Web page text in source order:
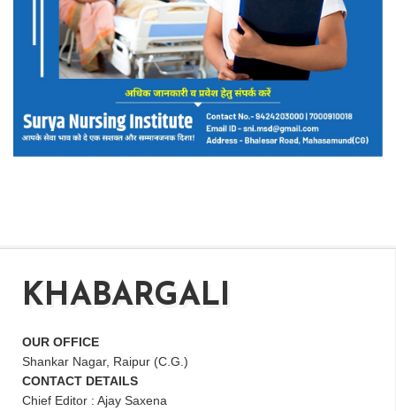
KHABARGALI
OUR OFFICE
Shankar Nagar, Raipur (C.G.)
CONTACT DETAILS
Chief Editor : Ajay Saxena